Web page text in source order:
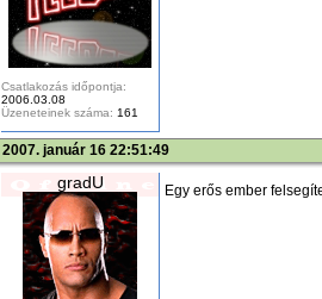
Csatlakozás időpontja:
2006.03.08
Üzeneteinek száma: 161
2007. január 16 22:51:49
gradU Egy erős ember